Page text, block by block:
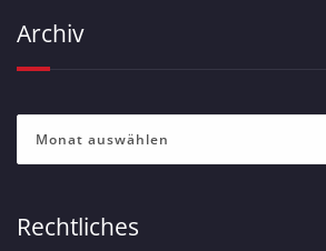
Archiv
Rechtliches